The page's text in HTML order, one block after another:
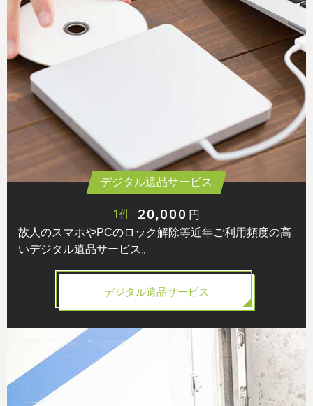
デジタル遺品サービス
1件 20,000 円
故人のスマホやPCのロック解除等近年ご利用頻度の高
いデジタル遺品サービス。
デジタル遺品サービス